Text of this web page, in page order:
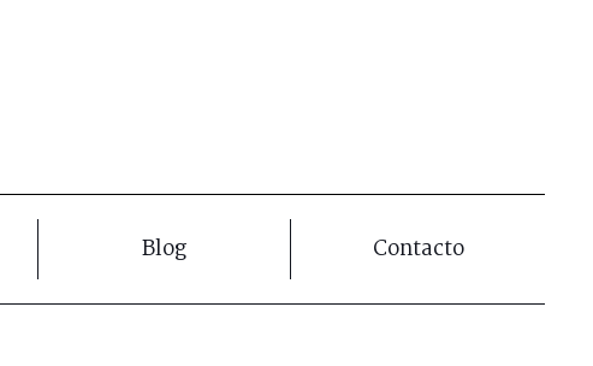
Blog Contacto